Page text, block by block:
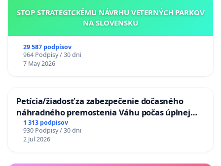
STOP STRATEGICKÉMU NÁVRHU VETERNÝCH PARKOV
NA SLOVENSKU
29 587 podpisov
964 Podpisy / 30 dni
7 May 2026
Petícia/žiadosť za zabezpečenie dočasného
náhradného premostenia Váhu počas úplnej
uzávery Vážskeho mosta v Komárne
1 313 podpisov
930 Podpisy / 30 dni
2 Jul 2026